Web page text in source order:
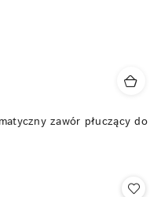
zawór płuczący do